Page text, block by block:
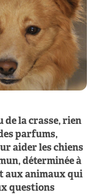
de la crasse, rien
parfums,
aider les chiens
déterminée à
aux animaux qui
questions